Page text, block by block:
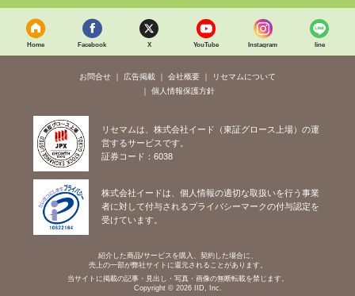
Home Facebook X YouTube Instagram line
お問合せ 広告掲載 会社概要
リセマムについて
個人情報保護方針
リセマムは、株式会社イード（東証グロース上場）の運
営するサービスです。
証券コード：6038
株式会社イードは、個人情報の適切な取扱いを行う事業
者に対して付与されるプライバシーマークの付与認定を
受けています。
紹介した商品/サービスを購入、契約した場合に、
売上の一部が弊社サイトに還元されることがあります。
当サイトに掲載の記事・見出し・写真・画像の無断転載を禁じます。
Copyright © 2026 IID, Inc.